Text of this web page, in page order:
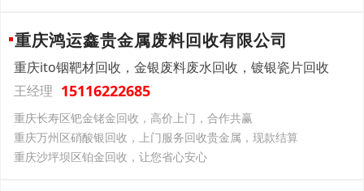
重庆鸿运鑫贵金属废料回收有限公司
重庆ito铟靶材回收，金银废料废水回收，镀银瓷片回收
王经理 15116222685
重庆长寿区钯金铑金回收，高价上门，合作共赢
重庆万州区硝酸银回收，上门服务回收贵金属，现款结算
重庆沙坪坝区铂金回收，让您省心安心